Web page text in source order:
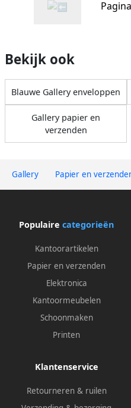
Gallery Papier en
Bekijk ook
Blauwe Gallery enveloppen
Gallery papier en
verzenden
Populaire categorieën
Kantoorartikelen
Papier en verzenden
Elektronica
Kantoormeubelen
Schoonmaken
Printen
Klantenservice
Retourneren & ruilen